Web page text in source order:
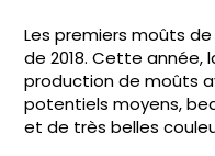
Les premiers moûts
de 2018. Cette année,
production de moûts
potentiels moyens,
et de très belles